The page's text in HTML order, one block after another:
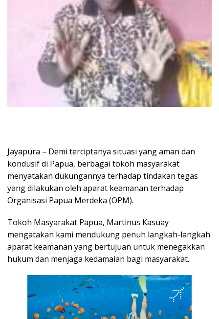
Jayapura – Demi terciptanya situasi yang aman dan
kondusif di Papua, berbagai tokoh masyarakat
menyatakan dukungannya terhadap tindakan tegas
yang dilakukan oleh aparat keamanan terhadap
Organisasi Papua Merdeka (OPM).
Tokoh Masyarakat Papua, Martinus Kasuay
mengatakan kami mendukung penuh langkah-langkah
aparat keamanan yang bertujuan untuk menegakkan
hukum dan menjaga kedamaian bagi masyarakat.